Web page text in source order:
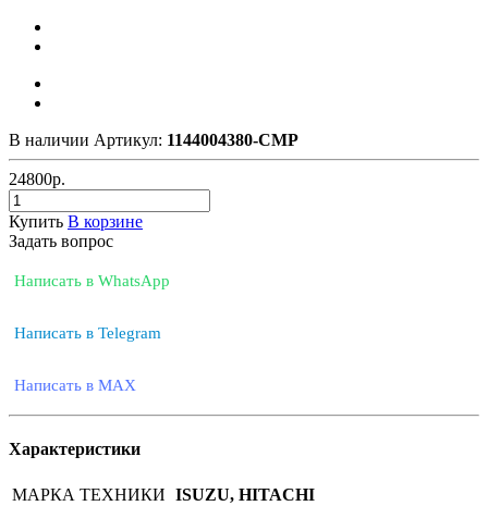
В наличии Артикул: 1144004380-CMP
24800р.
Купить В корзине
Задать вопрос
Написать в WhatsApp
Написать в Telegram
Написать в MAX
Характеристики
МАРКА ТЕХНИКИ ISUZU, HITACHI